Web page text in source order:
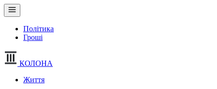
Політика
Гроші
КОЛОНА
Життя